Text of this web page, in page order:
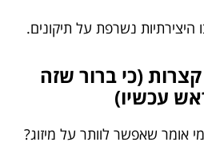
נשרפת על תיקונים.
(כי ברור שזה
עכשיו)
אומר שאפשר לוותר על מיזוג?